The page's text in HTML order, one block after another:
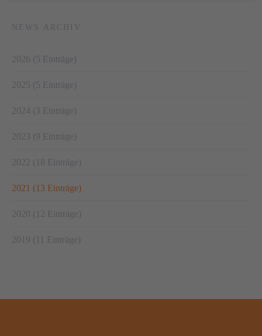
NEWS ARCHIV
2026 (5 Einträge)
2025 (5 Einträge)
2024 (3 Einträge)
2023 (9 Einträge)
2022 (18 Einträge)
2021 (13 Einträge)
2020 (12 Einträge)
2019 (11 Einträge)